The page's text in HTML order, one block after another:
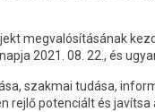
megvalósításának
2021. 08. 22., és
szakmai tudása,
potenciált és